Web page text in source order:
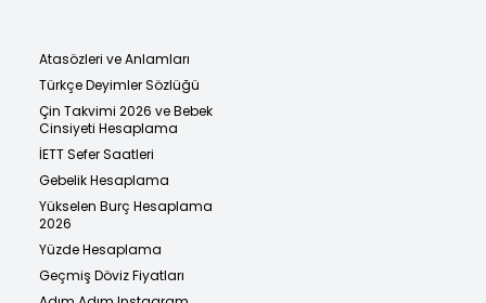
Atasözleri ve Anlamları
Türkçe Deyimler Sözlüğü
Çin Takvimi 2026 ve Bebek
Cinsiyeti Hesaplama
İETT Sefer Saatleri
Gebelik Hesaplama
Yükselen Burç Hesaplama
2026
Yüzde Hesaplama
Geçmiş Döviz Fiyatları